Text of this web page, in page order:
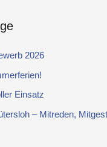
2026
Einsatz
– Mitreden,